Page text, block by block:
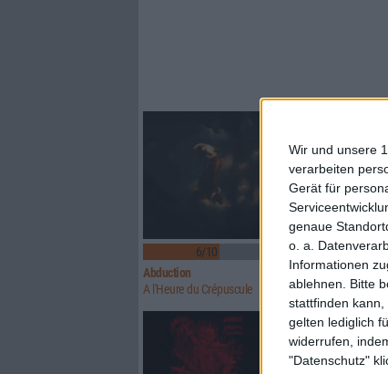
Wir und unsere
verarbeiten
Gerät für
genaue
o. a.
Informationen
ablehnen.
Bitte
stattfinden
gelten lediglich
widerrufen,
"Datenschutz"
6/10
Abduction
A l'Heure du Crépuscule
6/10
Above Aurora
Path To Ruin